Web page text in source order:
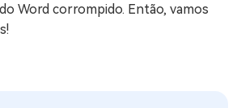
Word corrompido. Então, vamos